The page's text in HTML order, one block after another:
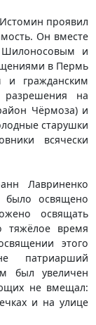
проявил
Он вместе
и
в Пермь
гражданским
на
Чёрмоза) и
старушки
всячески
Лавриненко
освящено
освящать
тяжёлое время
этого
патриарший
был увеличен
не вмещал:
и на улице